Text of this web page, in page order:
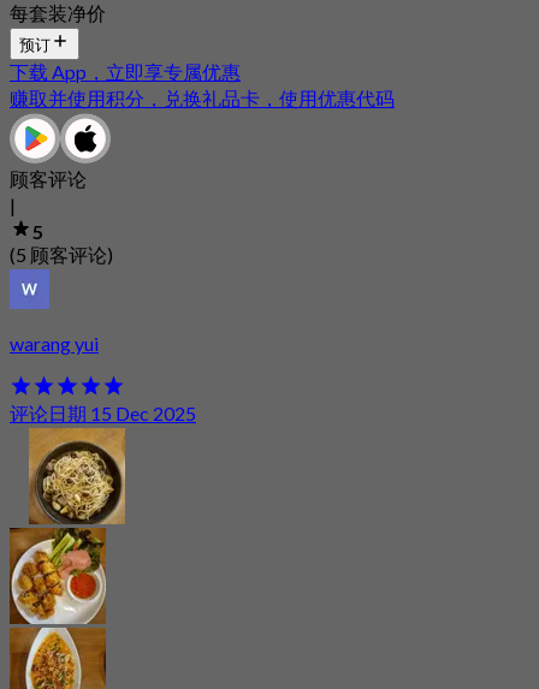
每套装净价
预订
下载 App，立即享专属优惠
赚取并使用积分，兑换礼品卡，使用优惠代码
顾客评论
|
5
(5 顾客评论)
warang yui
评论日期 15 Dec 2025